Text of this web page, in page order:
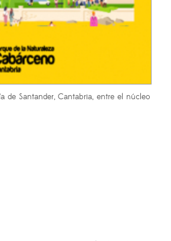
Santander, Cantabria, entre el núcleo